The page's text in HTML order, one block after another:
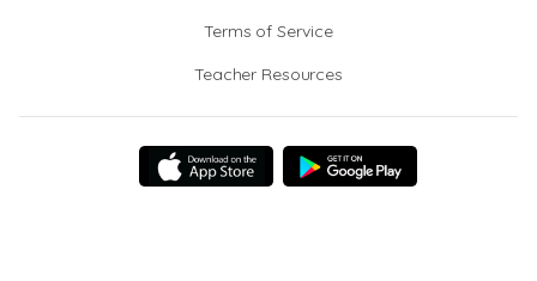
Terms of Service
Teacher Resources